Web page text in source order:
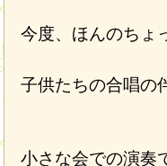
今度、ほんのちょ
子供たちの合唱の
小さな会での演奏